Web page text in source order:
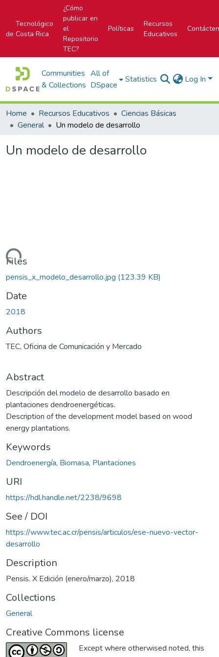
Tecnológico
de Costa Rica
¿Cómo
publicar en
el
Repositorio
TEC?
Políticas
Recursos
Educativos
Communities
& Collections
All of
DSpace
Statistics Log In
Home Recursos Educativos
Ciencias Básicas
General
Un modelo de desarrollo
Un modelo de desarrollo
Files
pensis_x_modelo_desarrollo.jpg (123.39 KB)
Date
2018
Authors
TEC, Oficina de Comunicación y Mercado
Abstract
Descripción del modelo de desarrollo basado en
plantaciones dendroenergéticas.
Description of the development model based on wood
energy plantations.
Keywords
Dendroenergía, Biomasa, Plantaciones
URI
https://hdl.handle.net/2238/9698
See / DOI
https://www.tec.ac.cr/pensis/articulos/ese-nuevo-vector-
desarrollo
Description
Pensis. X Edición (enero/marzo), 2018
Collections
General
Creative Commons license
Except where otherwised noted, this